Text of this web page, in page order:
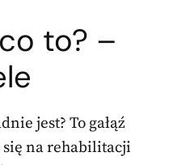
to? –
jest? To gałąź
na rehabilitacji